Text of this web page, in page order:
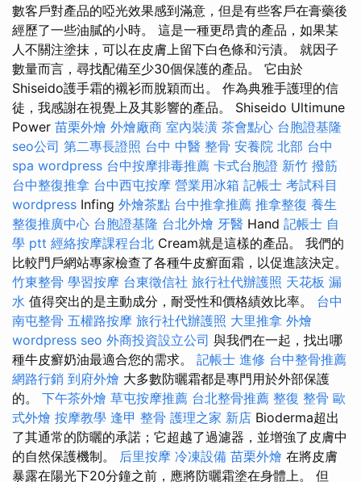
數客戶對產品的啞光效果感到滿意，但是有些客戶在膏藥後
經歷了一些油膩的小時。 這是一種更昂貴的產品，如果某
人不關注塗抹，可以在皮膚上留下白色條和污漬。 就因子
數量而言，尋找配備至少30個保護的產品。 它由於
Shiseido護手霜的襯衫而脫穎而出。 作為典雅手護理的信
徒，我感謝在視覺上及其影響的產品。 Shiseido Ultimune
Power 苗栗外燴 外燴廠商 室內裝潢 茶會點心 台胞證基隆
seo公司 第二專長證照 台中 中醫 整骨 安養院 北部 台中
spa wordpress 台中按摩排毒推薦 卡式台胞證 新竹 撥筋
台中整復推拿 台中西屯按摩 營業用冰箱 記帳士 考試科目
wordpress Infing 外燴茶點 台中推拿推薦 推拿整復 養生
整復推廣中心 台胞證基隆 台北外燴 牙醫 Hand 記帳士 自
學 ptt 經絡按摩課程台北 Cream就是這樣的產品。 我們的
比較門戶網站專家檢查了各種牛皮癬面霜，以促進該決定。
竹東整骨 學習按摩 台東徵信社 旅行社代辦護照 天花板 漏
水 值得突出的是主動成分，耐受性和價格績效比率。 台中
南屯整骨 五權路按摩 旅行社代辦護照 大里推拿 外燴
wordpress seo 外商投資設立公司 與我們在一起，找出哪
種牛皮癬奶油最適合您的需求。 記帳士 進修 台中整骨推薦
網路行銷 到府外燴 大多數防曬霜都是專門用於外部保護
的。 下午茶外燴 草屯按摩推薦 台北整骨推薦 整復 整骨 歐
式外燴 按摩教學 逢甲 整骨 護理之家 新店 Bioderma超出
了其通常的防曬的承諾；它超越了過濾器，並增強了皮膚中
的自然保護機制。 后里按摩 冷凍設備 苗栗外燴 在將皮膚
暴露在陽光下20分鐘之前，應將防曬霜塗在身體上。 但